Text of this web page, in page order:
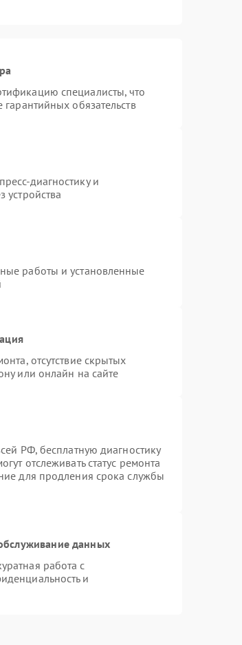
специалисты, что
обязательств
диагностику и
устройства
работы и установленные
отсутствие скрытых
или онлайн на сайте
РФ, бесплатную диагностику
отслеживать статус ремонта
для продления срока службы
данных
работа с
и